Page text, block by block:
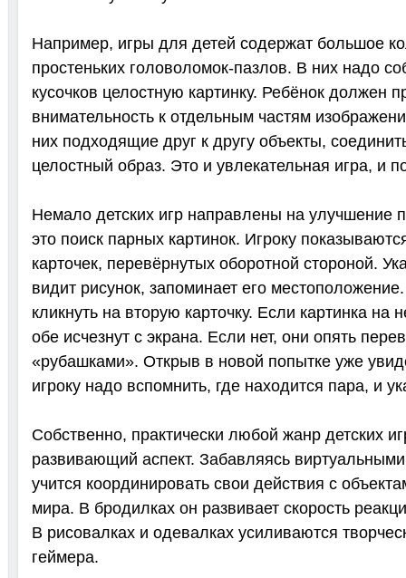
Например, игры для детей содержат большое
простеньких головоломок-пазлов. В них надо
кусочков целостную картинку. Ребёнок должен
внимательность к отдельным частям
них подходящие друг к другу объекты,
целостный образ. Это и увлекательная игра, и
Немало детских игр направлены на улучшение
это поиск парных картинок. Игроку
карточек, перевёрнутых оборотной стороной.
видит рисунок, запоминает его
кликнуть на вторую карточку. Если картинка на
обе исчезнут с экрана. Если нет, они опять
«рубашками». Открыв в новой попытке уже
игроку надо вспомнить, где находится пара, и
Собственно, практически любой жанр детских
развивающий аспект. Забавляясь
учится координировать свои действия с
мира. В бродилках он развивает скорость
В рисовалках и одевалках усиливаются
геймера.